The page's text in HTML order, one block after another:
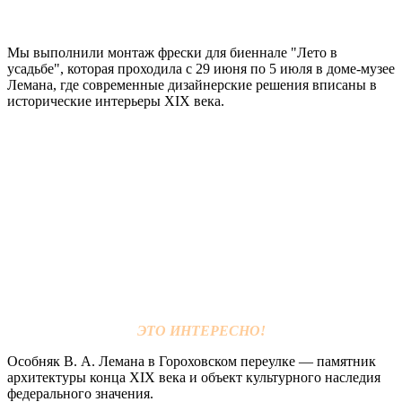
Мы выполнили монтаж фрески для биеннале "Лето в
усадьбе", которая проходила с 29 июня по 5 июля в доме-музее
Лемана, где современные дизайнерские решения вписаны в
исторические интерьеры XIX века.
ЭТО ИНТЕРЕСНО!
Особняк В. А. Лемана в Гороховском переулке — памятник
архитектуры конца XIX века и объект культурного наследия
федерального значения.